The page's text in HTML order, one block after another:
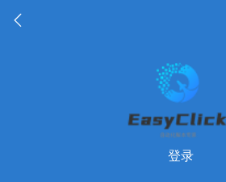
登录